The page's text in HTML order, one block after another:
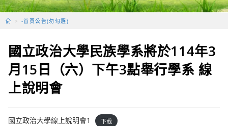
> -首頁公告(勿勾選)
國立政治大學民族學系將於114年3
月15日（六）下午3點舉行學系 線
上說明會
國立政治大學線上說明會1 下載